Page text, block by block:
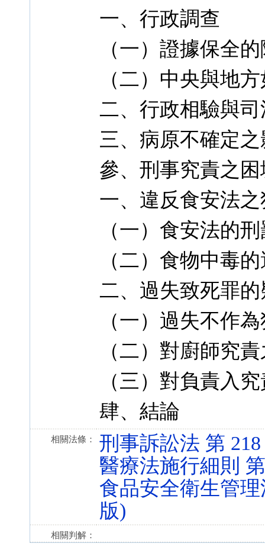
一、行政調查
（一）證據保全
（二）中央與地
二、行政相驗與
三、病原不確定
參、刑事究責之困
一、違反食安法
（一）食安法的
（二）食物中毒
二、過失致死罪
（一）過失不作
（二）對廚師究
（三）對負責入
肆、結論
相關法條：
刑事訴訟法 第
醫療法施行細則
食品安全衛生管理
版)
相關判解：